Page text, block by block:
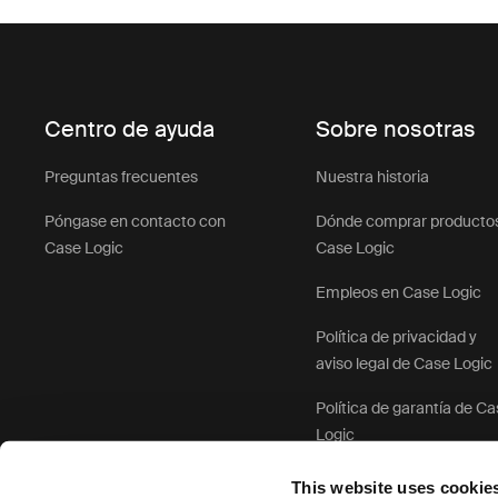
This website uses
Centro de ayuda
Preguntas frecuentes
Póngase en contacto con
Case Logic
Sobre nosotras
Nuestra historia
Dónde comprar
Case Logic
Empleos en Case Logic
Política de privacidad y
aviso legal de Case Logic
Política de garantía de
Logic